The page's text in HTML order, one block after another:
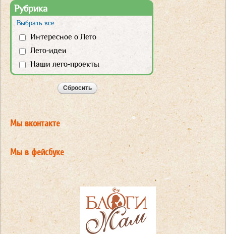
Рубрика
Выбрать все
Интересное о Лего
Лего-идеи
Наши лего-проекты
Мы вконтакте
Мы в фейсбуке